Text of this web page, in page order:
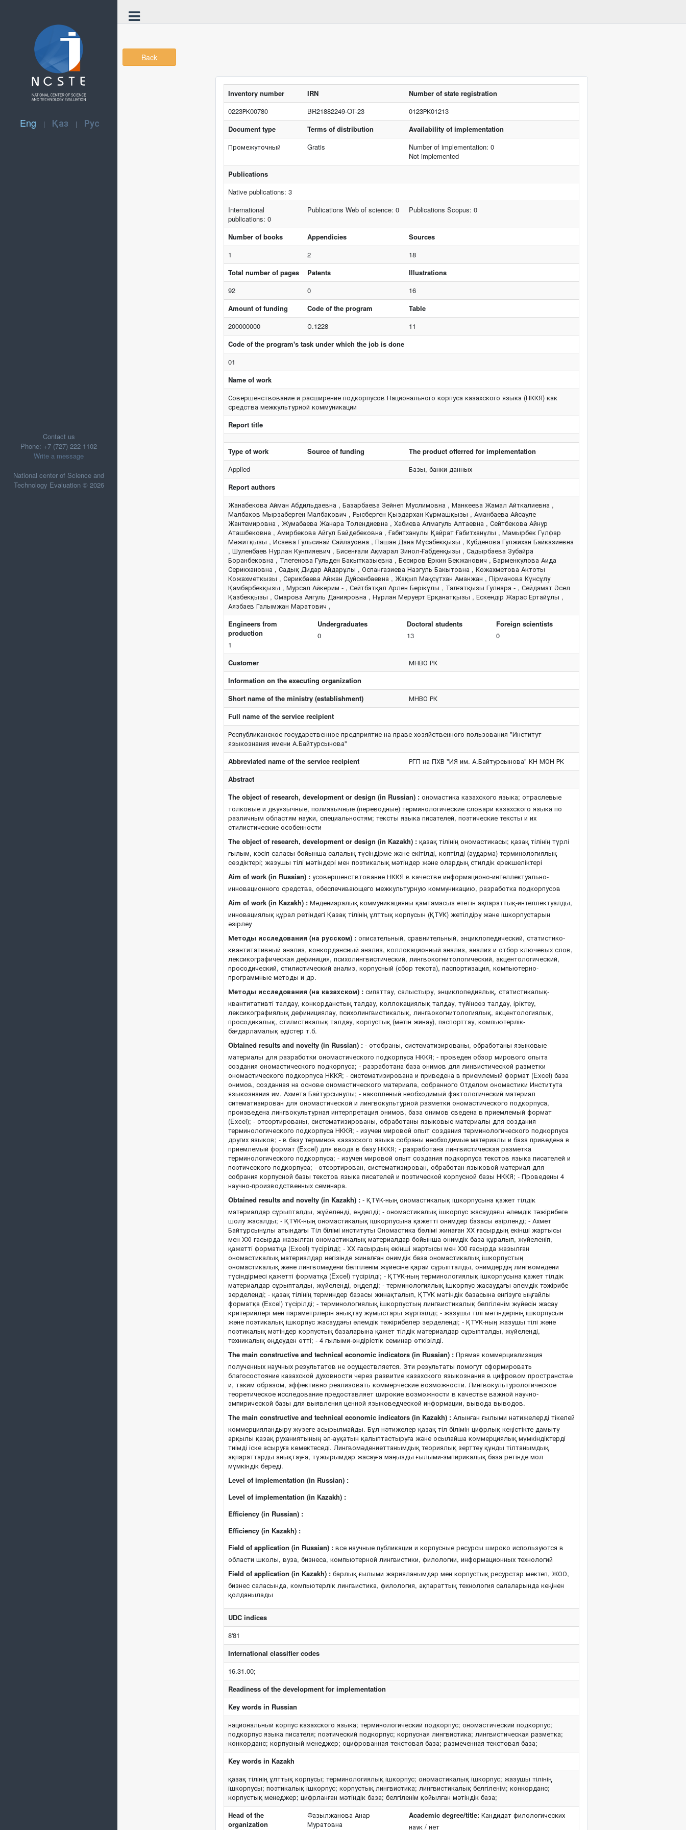
Eng | Қаз | Рус
Contact us
Phone: +7 (727) 222 1102
Write a message
National center of Science and
Technology Evaluation © 2026
Back
Inventory number IRN
Number of state registration
0223РК00780
BR21882249-OT-23
0123РК01213
Document type
Terms of distribution
Availability of implementation
Промежуточный
Gratis
Number of implementation: 0
Not implemented
Publications
Native publications: 3
International
publications: 0
Publications Web of science: 0 Publications Scopus: 0
Number of books Appendicies
Sources
1
2
18
Total number of pages
Patents
Illustrations
92
0
16
Amount of funding
Code of the program
Table
200000000
О.1228
11
Code of the program's task under which the job is done
01
Name of work
Совершенствование и расширение подкорпусов Национального корпуса казахского языка (НККЯ) как
средства межкультурной коммуникации
Report title
Type of work Source of funding
The product offerred for implementation
Applied
Базы, банки данных
Report authors
Жанабекова Айман Абдильдаевна , Базарбаева Зейнеп Муслимовна , Манкеева Жамал Айткалиевна ,
Малбаков Мырзаберген Малбакович , Рысберген Қыздархан Кұрмашқызы , Аманбаева Айсауле
Жантемировна , Жумабаева Жанара Толендиевна , Хабиева Алмагуль Алтаевна , Сейтбекова Айнур
Аташбековна , Амирбекова Айгул Байдебековна , Ғабитханұлы Қайрат Ғабитханұлы , Мамырбек Гүлфар
Мәжитқызы , Исаева Гульсинай Сайлауовна , Пашан Дана Мұсабекқызы , Кубденова Гулжихан Байказиевна
, Шуленбаев Нурлан Кунпияевич , Бисенғали Ақмарал Зинол-Ғабденқызы , Садырбаева Зубайра
Боранбековна , Тлегенова Гульден Бакытказыевна , Бесиров Еркин Бекжанович , Барменкулова Аида
Серикхановна , Садық Дидар Айдарұлы , Оспангазиева Назгуль Бакытовна , Кожахметова Актоты
Кожахметкызы , Серикбаева Айжан Дуйсенбаевна , Жақып Мақсұтхан Аманжан , Пірманова Күнсұлу
Қамбарбекқызы , Мурсал Айкерим - , Сейтбатқал Арлен Берікұлы , Талғатқызы Гулнара - , Сейдамат Әсел
Қазбекқызы , Омарова Аягуль Данияровна , Нұрлан Меруерт Ерқанатқызы , Ескендір Жарас Ертайұлы ,
Аязбаев Галымжан Маратович ,
Engineers from
production
1
Undergraduates
0
Doctoral students
13
Foreign scientists
0
Customer
МНВО РК
Information on the executing organization
Short name of the ministry (establishment)
МНВО РК
Full name of the service recipient
Республиканское государственное предприятие на праве хозяйственного пользования "Институт
языкознания имени А.Байтурсынова"
Abbreviated name of the service recipient
РГП на ПХВ "ИЯ им. А.Байтурсынова" КН МОН РК
Abstract
The object of research, development or design (in Russian) : ономастика казахского языка; отраслевые
толковые и двуязычные, полиязычные (переводные) терминологические словари казахского языка по
различным областям науки, специальностям; тексты языка писателей, поэтические тексты и их
стилистические особенности
The object of research, development or design (in Kazakh) : қазақ тілінің ономастикасы; қазақ тілінің түрлі
ғылым, кәсіп саласы бойынша салалық түсіндірме және екітілді, көптілді (аударма) терминологиялық
сөздіктері; жазушы тілі мәтіндері мен поэтикалық мәтіндер және олардың стилдік ерекшеліктері
Aim of work (in Russian) : усовершенствтование НККЯ в качестве информационо-интеллектуально-
инновационного средства, обеспечивающего межкультурную коммуникацию, разработка подкорпусов
Aim of work (in Kazakh) : Мәдениаралық коммуникацияны қамтамасыз ететін ақпараттық-интеллектуалды,
инновациялық құрал ретіндегі Қазақ тілінің ұлттық корпусын (ҚТҰК) жетілдіру және ішкорпустарын
әзірлеу
Методы исследования (на русском) : описательный, сравнительный, энциклопедический, статистико-
квантитативный анализ, конкордансный анализ, коллокационный анализ, анализ и отбор ключевых слов,
лексикографическая дефиниция, психолингвистический, лингвокогнитологический, акцентологический,
просодический, стилистический анализ, корпусный (сбор текста), паспортизация, компьютерно-
программные методы и др.
Методы исследования (на казахском) : сипаттау, салыстыру, энциклопедиялық, статистикалық-
квантитативті талдау, конкорданстық талдау, коллокациялық талдау, түйінсөз талдау, іріктеу,
лексикографиялық дефинициялау, психолингвистикалық, лингвокогнитологиялық, акцентологиялық,
просодикалық, стилистикалық талдау, корпустық (мәтін жинау), паспорттау, компьютерлік-
бағдарламалық әдістер т.б.
Obtained results and novelty (in Russian) : - отобраны, систематизированы, обработаны языковые
материалы для разработки ономастического подкорпуса НККЯ; - проведен обзор мирового опыта
создания ономастического подкорпуса; - разработана база онимов для линвистической разметки
ономастического подкорпуса НККЯ; - систематизирована и приведена в приемлемый формат (Excel) база
онимов, созданная на основе ономастического материала, собранного Отделом ономастики Института
языкознания им. Ахмета Байтурсынулы; - накопленый необходимый фактологический материал
ситематизирован для ономастической и лингвокультурной разметки ономастического подкорпуса,
произведена лингвокультурная интерпретация онимов, база онимов сведена в приемлемый формат
(Excel); - отсортированы, систематизированы, обработаны языковые материалы для создания
терминологического подкорпуса НККЯ; - изучен мировой опыт создания терминологического подкорпуса
других языков; - в базу терминов казахского языка собраны необходимые материалы и база приведена в
приемлемый формат (Excel) для ввода в базу НККЯ; - разработана лингвистическая разметка
терминологического подкорпуса; - изучен мировой опыт создания подкорпуса текстов языка писателей и
поэтического подкорпуса; - отсортирован, систематизирован, обработан языковой материал для
собрания корпусной базы текстов языка писателей и поэтической корпусной базы НККЯ; - Проведены 4
научно-производственных семинара.
Obtained results and novelty (in Kazakh) : - ҚТҰК-ның ономастикалық ішкорпусына қажет тілдік
материалдар сұрыпталды, жүйеленді, өңделді; - ономастикалық ішкорпус жасаудағы әлемдік тәжірибеге
шолу жасалды; - ҚТҰК-ның ономастикалық ішкорпусына қажетті онимдер базасы әзірленді; - Ахмет
Байтұрсынұлы атындағы Тіл білімі институты Ономастика бөлімі жинаған ХХ ғасырдың екінші жартысы
мен ХХІ ғасырда жазылған ономастикалық материалдар бойынша онимдік база құралып, жүйеленіп,
қажетті форматқа (Excel) түсірілді; - ХХ ғасырдың екінші жартысы мен ХХІ ғасырда жазылған
ономастикалық материалдар негізінде жиналған онимдік база ономастикалық ішкорпустың
ономастикалық және лингвомәдени белгіленім жүйесіне қарай сұрыпталды, онимдердің лингвомәдени
түсіндірмесі қажетті форматқа (Excel) түсірілді; - ҚТҰК-ның терминологиялық ішкорпусына қажет тілдік
материалдар сұрыпталды, жүйеленді, өңделді; - терминологиялық ішкорпус жасаудағы әлемдік тәжірибе
зерделенді; - қазақ тілінің терминдер базасы жинақталып, ҚТҰК мәтіндік базасына енгізуге ыңғайлы
форматқа (Excel) түсірілді; - терминологиялық ішкорпустың лингвистикалық белгіленім жүйесін жасау
критерийлері мен параметрлерін анықтау жұмыстары жүргізілді; - жазушы тілі мәтіндерінің ішкорпусын
және поэтикалық ішкорпус жасаудағы әлемдік тәжірибелер зерделенді; - ҚТҰК-ның жазушы тілі және
поэтикалық мәтіндер корпустық базаларына қажет тілдік материалдар сұрыпталды, жүйеленді,
техникалық өңдеуден өтті; - 4 ғылыми-өндірістік семинар өткізілді.
The main constructive and technical economic indicators (in Russian) : Прямая коммерциализация
полученных научных результатов не осуществляется. Эти результаты помогут сформировать
благосостояние казахской духовности через развитие казахского языкознания в цифровом пространстве
и, таким образом, эффективно реализовать коммерческие возможности. Лингвокультурологическое
теоретическое исследование предоставляет широкие возможности в качестве важной научно-
эмпирической базы для выявления ценной языковедческой информации, вывода выводов.
The main constructive and technical economic indicators (in Kazakh) : Алынған ғылыми нәтижелерді тікелей
коммерцияландыру жүзеге асырылмайды. Бұл нәтижелер қазақ тіл білімін цифрлық кеңістікте дамыту
арқылы қазақ руханиятының әл-ауқатын қалыптастыруға және осылайша коммерциялық мүмкіндіктерді
тиімді іске асыруға көмектеседі. Лингвомәдениеттанымдық теориялық зерттеу құнды тілтанымдық
ақпараттарды анықтауға, тұжырымдар жасауға маңызды ғылыми-эмпирикалық база ретінде мол
мүмкіндік береді.
Level of implementation (in Russian) :
Level of implementation (in Kazakh) :
Efficiency (in Russian) :
Efficiency (in Kazakh) :
Field of application (in Russian) : все научные публикации и корпусные ресурсы широко используются в
области школы, вуза, бизнеса, компьютерной лингвистики, филологии, информационных технологий
Field of application (in Kazakh) : барлық ғылыми жарияланымдар мен корпустық ресурстар мектеп, ЖОО,
бизнес саласында, компьютерлік лингвистика, филология, ақпараттық технология салаларында кеңінен
қолданылады
UDC indices
8'81
International classifier codes
16.31.00;
Readiness of the development for implementation
Key words in Russian
национальный корпус казахского языка; терминологический подкорпус; ономастический подкорпус;
подкорпус языка писателя; поэтический подкорпус; корпусная лингвистика; лингвистическая разметка;
конкорданс; корпусный менеджер; оцифрованная текстовая база; размеченная текстовая база;
Key words in Kazakh
қазақ тілінің ұлттық корпусы; терминологиялық ішкорпус; ономастикалық ішкорпус; жазушы тілінің
ішкорпусы; поэтикалық ішкорпус; корпустық лингвистика; лингвистикалық белгіленім; конкорданс;
корпустық менеджер; цифрланған мәтіндік база; белгіленім қойылған мәтіндік база;
Head of the
organization
Фазылжанова Анар
Муратовна
Academic degree/title: Кандидат филологических
наук / нет